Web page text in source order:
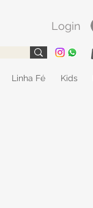
Login
Linha Fé Kids